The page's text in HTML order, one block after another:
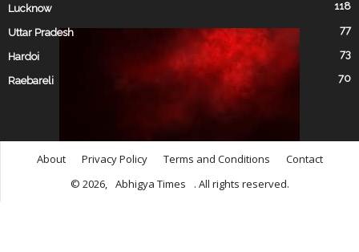
Lucknow 118
Uttar Pradesh 77
Hardoi 73
Raebareli 70
About Privacy Policy Terms and Conditions
Contact
© 2026, Abhigya Times . All rights reserved.